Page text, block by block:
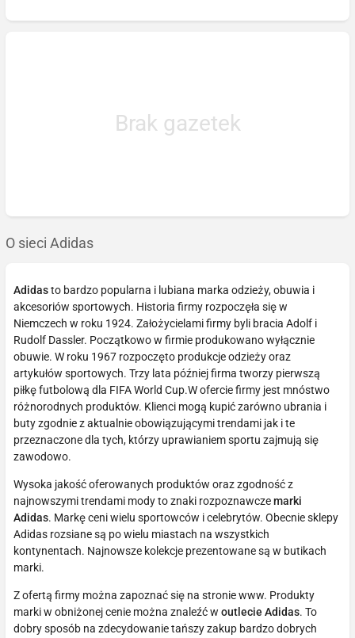
Brak gazetek
O sieci Adidas
Adidasto bardzo popularna i lubiana marka odzieży, obuwia i
akcesoriów sportowych. Historia firmy rozpoczęła się w
Niemczech w roku 1924. Założycielami firmy byli bracia Adolf i
Rudolf Dassler. Początkowo w firmie produkowano wyłącznie
obuwie. W roku 1967 rozpoczęto produkcje odzieży oraz
artykułów sportowych. Trzy lata później firma tworzy pierwszą
piłkę futbolową dla FIFA World Cup.W ofercie firmy jest mnóstwo
różnorodnych produktów. Klienci mogą kupić zarówno ubrania i
buty zgodnie z aktualnie obowiązującymi trendami jak i te
przeznaczone dla tych, którzy uprawianiem sportu zajmują się
zawodowo.
Wysoka jakość oferowanych produktów oraz zgodność z
najnowszymi trendami mody to znaki rozpoznawczemarki
Adidas. Markę ceni wielu sportowców i celebrytów. Obecnie sklepy
Adidas rozsiane są po wielu miastach na wszystkich
kontynentach. Najnowsze kolekcje prezentowane są w butikach
marki.
Z ofertą firmy można zapoznać się na stronie www. Produkty
marki w obniżonej cenie można znaleźć w outlecie Adidas. To
dobry sposób na zdecydowanie tańszy zakup bardzo dobrych